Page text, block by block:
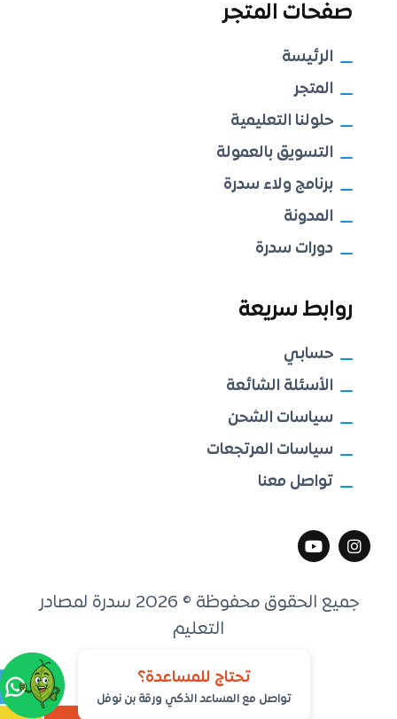
صفحات المتجر
الرئيسة
المتجر
حلولنا التعليمية
التسويق بالعمولة
برنامج ولاء سدرة
المدونة
دورات سدرة
روابط سريعة
حسابي
الأسئلة الشائعة
سياسات الشحن
سياسات المرتجعات
تواصل معنا
تحتاج للمساعدة؟
تواصل مع المساعد الذكي ورقة بن نوفل
جميع الحقوق محفوظة © 2026 سدرة لمصادر
التعليم
تطويرمكين التقنية